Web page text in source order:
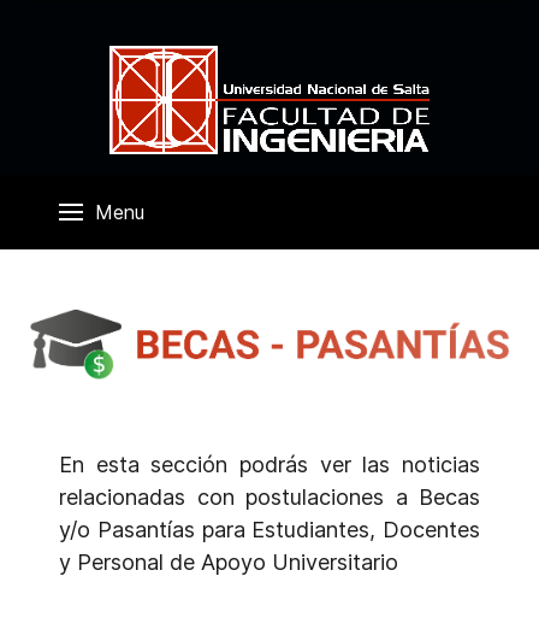
Menu
En esta sección podrás ver las noticias
relacionadas con postulaciones a Becas
y/o Pasantías para Estudiantes, Docentes
y Personal de Apoyo Universitario